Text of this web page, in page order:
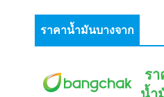
ราคาน้ำมันบางจาก